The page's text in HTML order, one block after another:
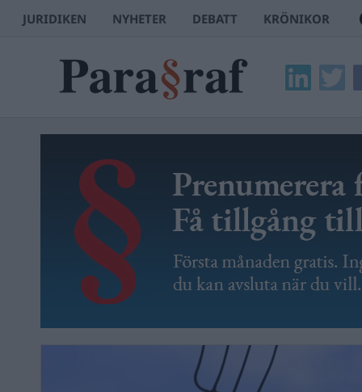
JURIDIKEN NYHETER DEBATT KRÖNIKOR